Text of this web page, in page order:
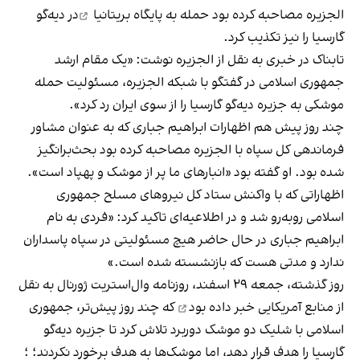
الجزیره مصاحبه کرده بود حمله به پایگاه بریتانیا
در دیه‌گو
گارسیا را نیز تکذیب کرد.
تابناک در خبری به نقل از الجزیره نوشت: «یک مقام ارشد
جمهوری اسلامی در گفتگو با شبکه الجزیره، مسئولیت حمله
موشکی به جزیره دیه‌گو گارسیا را از سوی ایران رد کرد».
چند روز پیش هم اظهارات ابراهیم جباری که به عنوان مشاور
فرماندهی کل سپاه با الجزیره مصاحبه کرده بود بحث‌برانگیز
شده بود. او گفته بود «انبارهای ما پر از موشک و پهپاد است».
اظهاراتی که با واکنش ستاد کل نیروهای مسلح جمهوری
اسلامی روبه‌رو شد و در اطلاعیه‌ای تاکید کرد: «فردی به نام
ابراهیم جباری در حال حاضر هیچ مسئولیتی در سپاه پاسداران
ندارد و مدتی هست که بازنشسته شده است.»
روز گذشته، جمعه ۲۹ اسفند، روزنامه وال‌استریت ژورنال به نقل
از منابع آمریکایی خبر داده بود
که چند روز پیش‌تر، جمهوری
اسلامی با شلیک دو موشک دوربرد تلاش کرد تا جزیره دیه‌گو
گارسیا را هدف قرار دهد، اما موشک‌ها به هدف برخورد نکردند؛ ؛